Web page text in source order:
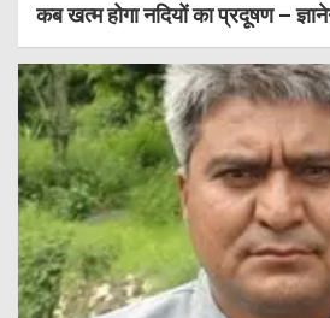
कब खत्म होगा नदियों का प्रदूषण –